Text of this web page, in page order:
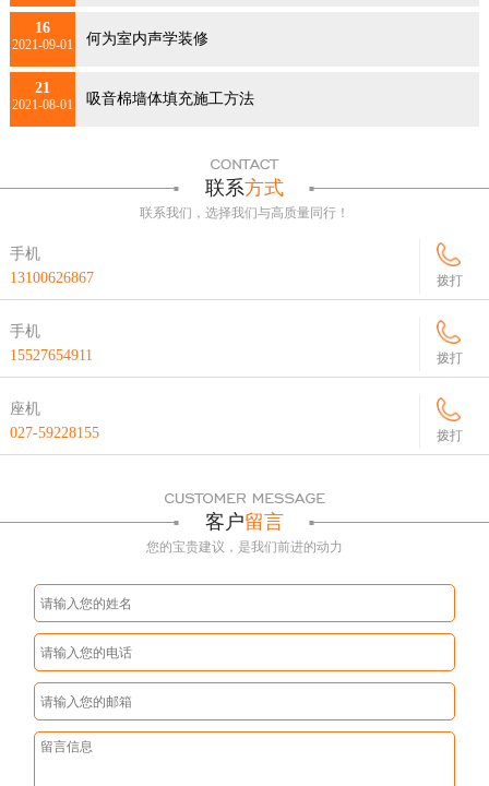
16
2021-09-01 何为室内声学装修
21
2021-08-01 吸音棉墙体填充施工方法
联系方式
联系我们，选择我们与高质量同行！
手机
13100626867
拨打
手机
15527654911
拨打
座机
027-59228155
拨打
客户留言
您的宝贵建议，是我们前进的动力